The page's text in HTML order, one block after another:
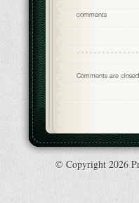
comments
Comments are
© Copyright 2026